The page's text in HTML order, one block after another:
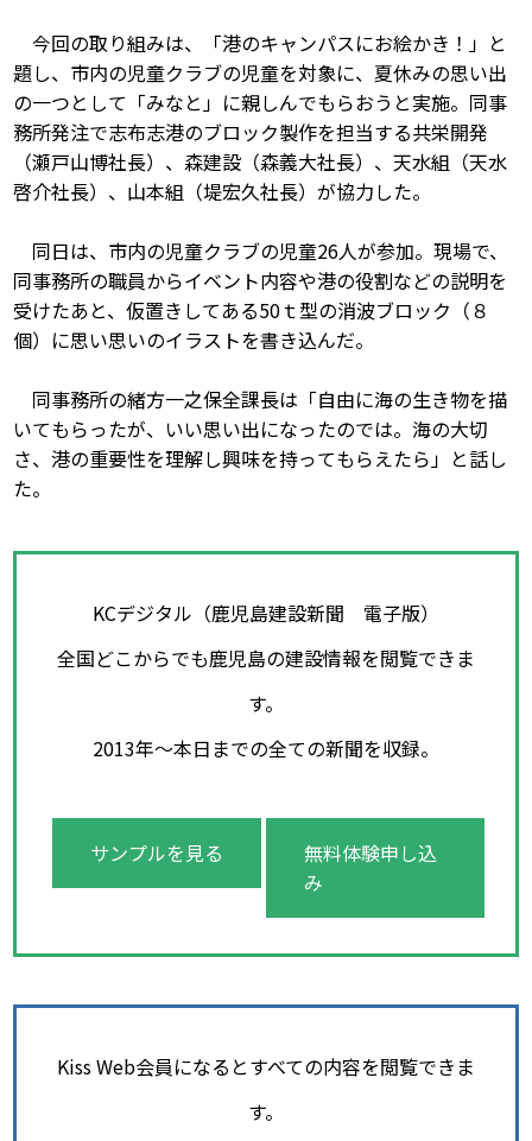
今回の取り組みは、「港のキャンパスにお絵かき！」と
題し、市内の児童クラブの児童を対象に、夏休みの思い出
の一つとして「みなと」に親しんでもらおうと実施。同事
務所発注で志布志港のブロック製作を担当する共栄開発
（瀬戸山博社長）、森建設（森義大社長）、天水組（天水
啓介社長）、山本組（堤宏久社長）が協力した。
同日は、市内の児童クラブの児童26人が参加。現場で、
同事務所の職員からイベント内容や港の役割などの説明を
受けたあと、仮置きしてある50ｔ型の消波ブロック（８
個）に思い思いのイラストを書き込んだ。
同事務所の緒方一之保全課長は「自由に海の生き物を描
いてもらったが、いい思い出になったのでは。海の大切
さ、港の重要性を理解し興味を持ってもらえたら」と話し
た。
KCデジタル（鹿児島建設新聞 電子版）
全国どこからでも鹿児島の建設情報を閲覧できま
す。
2013年～本日までの全ての新聞を収録。
サンプルを見る
無料体験申し込
み
Kiss Web会員になるとすべての内容を閲覧できま
す。